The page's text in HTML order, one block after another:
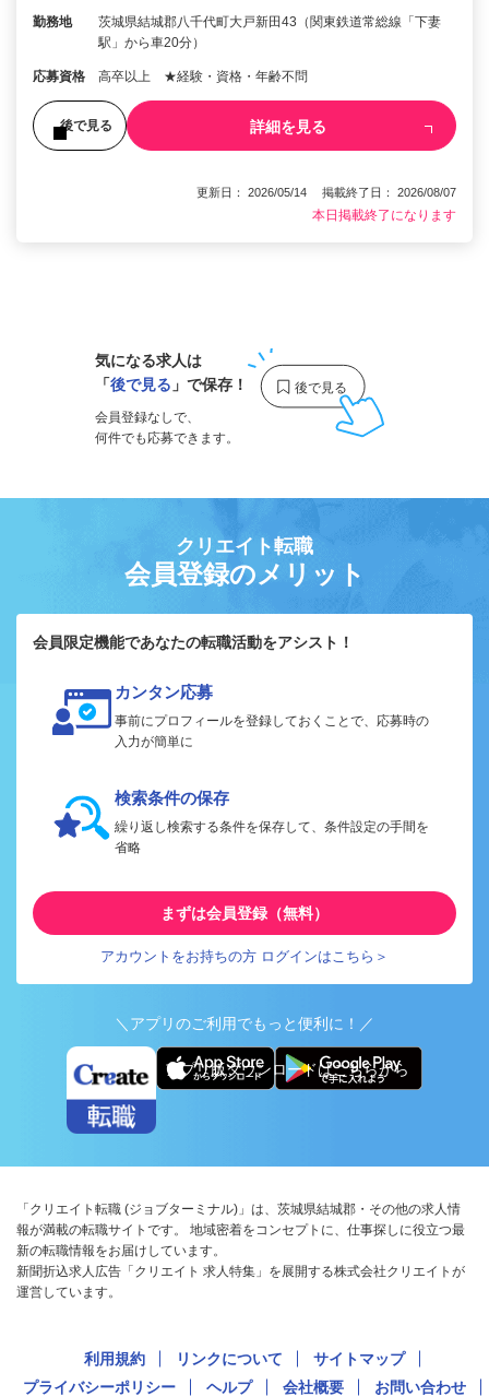
勤務地
茨城県結城郡八千代町大戸新田43（関東鉄道常総線「下妻
駅」から車20分）
応募資格 高卒以上 ★経験・資格・年齢不問
後で見る 詳細を見る
更新日： 2026/05/14 掲載終了日： 2026/08/07
本日掲載終了になります
気になる求人は
「後で見る 」で保存！
会員登録なしで、
何件でも応募できます。
クリエイト転職
会員登録のメリット
会員限定機能であなたの転職活動をアシスト！
カンタン応募
事前にプロフィールを登録しておくことで、応募時の
入力が簡単に
検索条件の保存
繰り返し検索する条件を保存して、条件設定の手間を
省略
まずは会員登録（無料）
アカウントをお持ちの方 ログインはこちら＞
＼アプリのご利用でもっと便利に！／
アプリ版ダウンロードはこちらから
「クリエイト転職 (ジョブターミナル)」は、茨城県結城郡・その他の求人情
報が満載の転職サイトです。 地域密着をコンセプトに、仕事探しに役立つ最
新の転職情報をお届けしています。
新聞折込求人広告「クリエイト 求人特集」を展開する株式会社クリエイトが
運営しています。
利用規約 リンクについて
サイトマップ
プライバシーポリシー
ヘルプ 会社概要 お問い合わせ